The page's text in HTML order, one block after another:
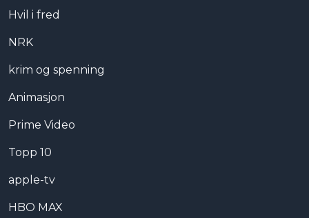
Hvil i fred
NRK
krim og spenning
Animasjon
Prime Video
Topp 10
apple-tv
HBO MAX